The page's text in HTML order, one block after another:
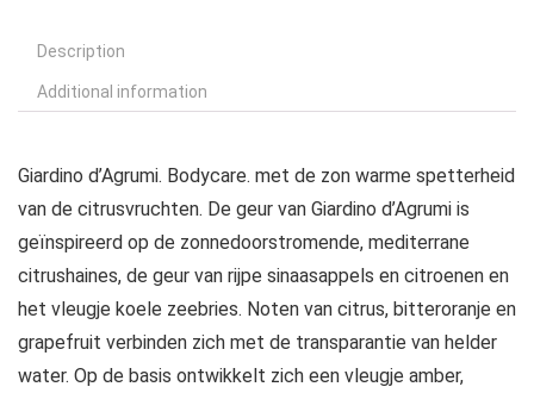
Description
Additional information
Giardino d’Agrumi. Bodycare. met de zon warme spetterheid
van de citrusvruchten. De geur van Giardino d’Agrumi is
geïnspireerd op de zonnedoorstromende, mediterrane
citrushaines, de geur van rijpe sinaasappels en citroenen en
het vleugje koele zeebries. Noten van citrus, bitteroranje en
grapefruit verbinden zich met de transparantie van helder
water. Op de basis ontwikkelt zich een vleugje amber,